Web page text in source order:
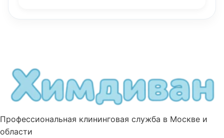
Профессиональная клининговая служба в Москве и
области